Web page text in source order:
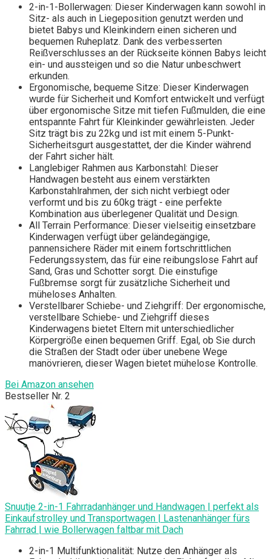
2-in-1-Bollerwagen: Dieser Kinderwagen kann sowohl in
Sitz- als auch in Liegeposition genutzt werden und
bietet Babys und Kleinkindern einen sicheren und
bequemen Ruheplatz. Dank des verbesserten
Reißverschlusses an der Rückseite können Babys leicht
ein- und aussteigen und so die Natur unbeschwert
erkunden.
Ergonomische, bequeme Sitze: Dieser Kinderwagen
wurde für Sicherheit und Komfort entwickelt und verfügt
über ergonomische Sitze mit tiefen Fußmulden, die eine
entspannte Fahrt für Kleinkinder gewährleisten. Jeder
Sitz trägt bis zu 22kg und ist mit einem 5-Punkt-
Sicherheitsgurt ausgestattet, der die Kinder während
der Fahrt sicher hält.
Langlebiger Rahmen aus Karbonstahl: Dieser
Handwagen besteht aus einem verstärkten
Karbonstahlrahmen, der sich nicht verbiegt oder
verformt und bis zu 60kg trägt - eine perfekte
Kombination aus überlegener Qualität und Design.
All Terrain Performance: Dieser vielseitig einsetzbare
Kinderwagen verfügt über geländegängige,
pannensichere Räder mit einem fortschrittlichen
Federungssystem, das für eine reibungslose Fahrt auf
Sand, Gras und Schotter sorgt. Die einstufige
Fußbremse sorgt für zusätzliche Sicherheit und
müheloses Anhalten.
Verstellbarer Schiebe- und Ziehgriff: Der ergonomische,
verstellbare Schiebe- und Ziehgriff dieses
Kinderwagens bietet Eltern mit unterschiedlicher
Körpergröße einen bequemen Griff. Egal, ob Sie durch
die Straßen der Stadt oder über unebene Wege
manövrieren, dieser Wagen bietet mühelose Kontrolle.
Bei Amazon ansehen
Bestseller Nr. 2
Snuutje 2-in-1 Fahrradanhänger und Handwagen | perfekt als
Einkaufstrolley und Transportwagen | Lastenanhänger fürs
Fahrrad | wie Bollerwagen faltbar mit Dach
2-in-1 Multifunktionalität: Nutze den Anhänger als